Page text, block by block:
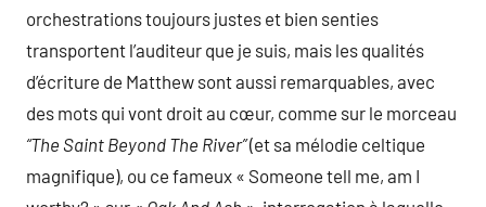
orchestrations toujours justes et bien senties
transportent l’auditeur que je suis, mais les qualités
d’écriture de Matthew sont aussi remarquables, avec
des mots qui vont droit au cœur, comme sur le morceau
“The Saint Beyond The River”(et sa mélodie celtique
magnifique), ou ce fameux « Someone tell me, am I